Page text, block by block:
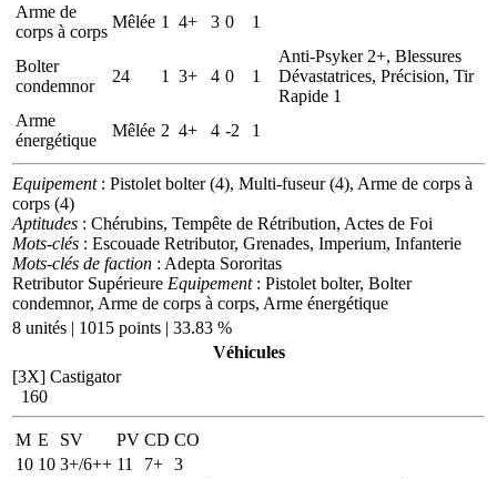
Arme de
corps à corps
Mêlée 1 4+ 3 0 1
Bolter
condemnor
24 1 3+ 4 0 1
Anti-Psyker 2+, Blessures
Dévastatrices, Précision, Tir
Rapide 1
Arme
énergétique
Mêlée 2 4+ 4 -2 1
Equipement: Pistolet bolter (4), Multi-fuseur (4), Arme de corps à
corps (4)
Aptitudes : Chérubins, Tempête de Rétribution, Actes de Foi
Mots-clés : Escouade Retributor, Grenades, Imperium, Infanterie
Mots-clés de faction : Adepta Sororitas
Retributor Supérieure Equipement: Pistolet bolter, Bolter
condemnor, Arme de corps à corps, Arme énergétique
8 unités | 1015 points | 33.83 %
Véhicules
[3X] Castigator
160
M E SV PV CD CO
10 10 3+/6++ 11 7+ 3